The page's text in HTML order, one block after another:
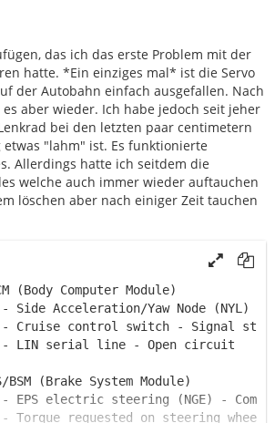
das ich das erste Problem mit der
hatte. *Ein einziges mal* ist die Servo
der Autobahn einfach ausgefallen. Nach
aber wieder. Ich habe jedoch seit jeher
bei den letzten paar centimetern
etwas "lahm" ist. Es funktionierte
Allerdings hatte ich seitdem die
welche auch immer wieder auftauchen
löschen aber nach einiger Zeit tauchen